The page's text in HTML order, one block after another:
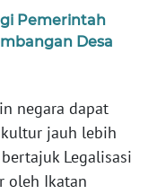
Pemerintah
Desa
negara dapat
jauh lebih
Legalisasi
oleh Ikatan